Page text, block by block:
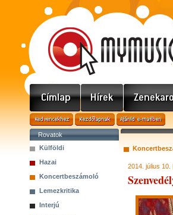
Rovatok
Külföldi
Hazai
Koncertbeszámoló
Lemezkritika
Interjú
2014. július 10. |